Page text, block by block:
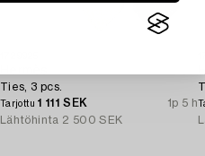
Ties, 3 pcs.
Tarjottu1 111 SEK
1p 5 h
Lähtöhinta 2 500 SEK